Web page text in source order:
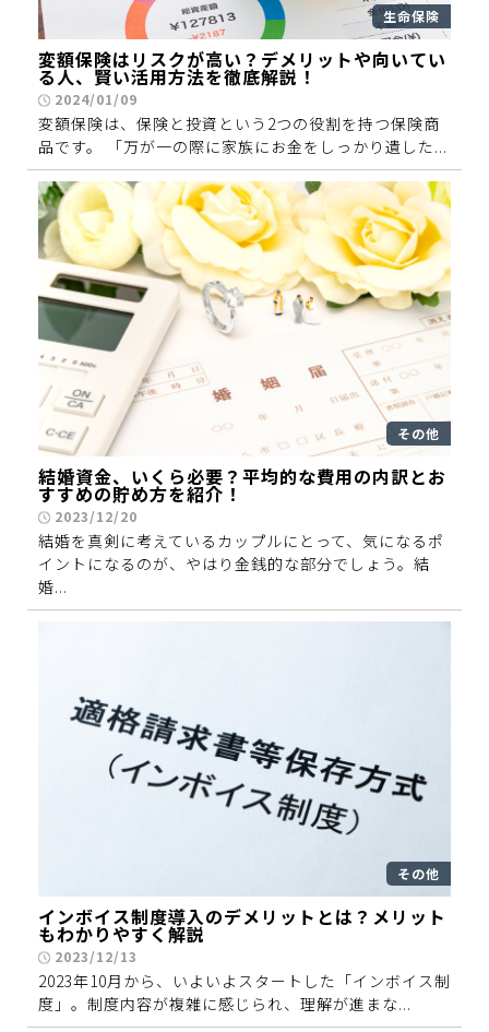
生命保険
変額保険はリスクが高い？デメリットや向いてい
る人、賢い活用方法を徹底解説！
2024/01/09
変額保険は、保険と投資という2つの役割を持つ保険商
品です。 「万が一の際に家族にお金をしっかり遺した...
その他
結婚資金、いくら必要？平均的な費用の内訳とお
すすめの貯め方を紹介！
2023/12/20
結婚を真剣に考えているカップルにとって、気になるポ
イントになるのが、やはり金銭的な部分でしょう。結
婚...
その他
インボイス制度導入のデメリットとは？メリット
もわかりやすく解説
2023/12/13
2023年10月から、いよいよスタートした「インボイス制
度」。制度内容が複雑に感じられ、理解が進まな...